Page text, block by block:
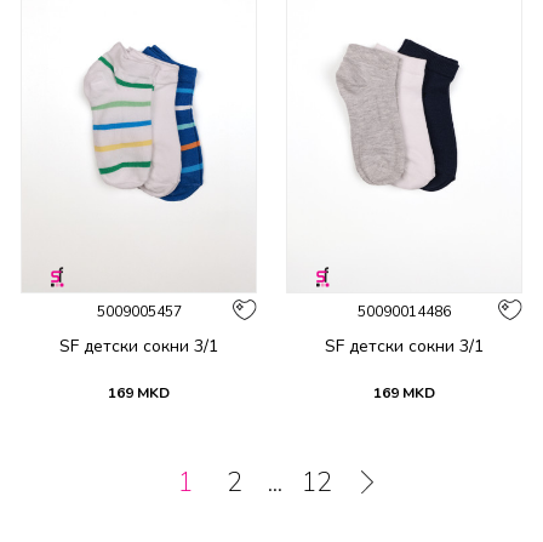
5009005457
SF детски сокни 3/1
169 MKD
50090014486
SF детски сокни 3/1
169 MKD
1 2 ... 12